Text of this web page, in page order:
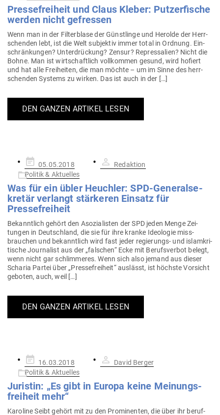
Pres­se­freiheit und Claus Kleber: Put­zer­fische
werden nicht gefressen
Wenn man in der Fil­ter­blase der Günst­linge und Herolde der Herr­
schenden lebt, ist die Welt sub­jektiv immer total in Ordnung. Ein­
schrän­kungen? Unter­drü­ckung? Zensur? Repres­salien? Nicht die
Bohne. Man ist wirt­schaftlich voll­kommen gesund, wird hofiert
und hat alle Frei­heiten, die man möchte – um im Sinne des herr­
schenden Systems zu wirken. Das ist auch in der […]
DEN GANZEN ARTIKEL LESEN
Gepostet
am
05.05.2018
Redaktion
Politik & Aktuelles
Was für ein übler Heuchler: SPD-Gene­ral­se­
kretär ver­langt stär­keren Einsatz für
Pressefreiheit
Bekanntlich gehört den Aso­zia­listen der SPD jeden Menge Zei­
tungen in Deutschland, die sie für ihre kranke Ideo­logie miss­
brauchen und bekanntlich wird fast jeder regie­rungs- und islam­kri­
tische Jour­nalist aus der „fal­schen“ Ecke mit Berufs­verbot belegt,
wenn nicht gar schlim­meres. Wenn sich also jemand aus dieser
Scharia Partei über „Pres­se­freiheit“ aus­lässt, ist höchste Vor­sicht
geboten, auch, weil […]
DEN GANZEN ARTIKEL LESEN
Gepostet
am
16.03.2018
David Berger
Politik & Aktuelles
Juristin: „Es gibt in Europa keine Mei­nungs­
freiheit mehr“
Karoline Seibt gehört mit zu den Pro­mi­nenten, die über ihr beruf­